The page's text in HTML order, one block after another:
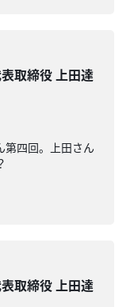
取締役 上田達
四回。上田さん
取締役 上田達